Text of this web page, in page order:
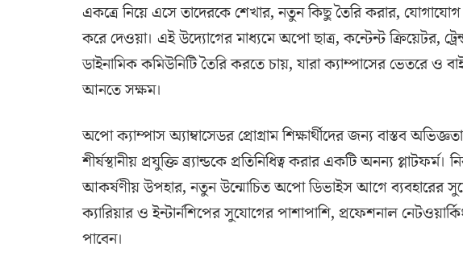
একত্রে নিয়ে এসে তাদেরকে শেখার, নতুন কিছু তৈরি করার,
করে দেওয়া। এই উদ্যোগের মাধ্যমে অপো ছাত্র, কন্টেন্ট ক্রিয়েটর,
ডাইনামিক কমিউনিটি তৈরি করতে চায়, যারা ক্যাম্পাসের ভেতরে ও
আনতে সক্ষম।
অপো ক্যাম্পাস অ্যাম্বাসেডর প্রোগ্রাম শিক্ষার্থীদের জন্য বাস্তব
শীর্ষস্থানীয় প্রযুক্তি ব্র্যান্ডকে প্রতিনিধিত্ব করার একটি অনন্য প্লাটফর্ম।
আকর্ষণীয় উপহার, নতুন উন্মোচিত অপো ডিভাইস আগে ব্যবহারের
ক্যারিয়ার ও ইন্টার্নশিপের সুযোগের পাশাপাশি, প্রফেশনাল
পাবেন।